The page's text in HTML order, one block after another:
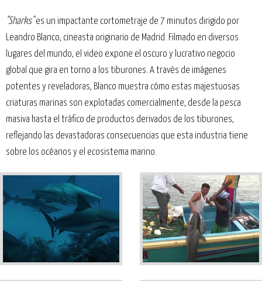
"Sharks"es un impactante cortometraje de 7 minutos dirigido por
Leandro Blanco, cineasta originario de Madrid. Filmado en diversos
lugares del mundo, el video expone el oscuro y lucrativo negocio
global que gira en torno a los tiburones. A través de imágenes
potentes y reveladoras, Blanco muestra cómo estas majestuosas
criaturas marinas son explotadas comercialmente, desde la pesca
masiva hasta el tráfico de productos derivados de los tiburones,
reflejando las devastadoras consecuencias que esta industria tiene
sobre los océanos y el ecosistema marino.